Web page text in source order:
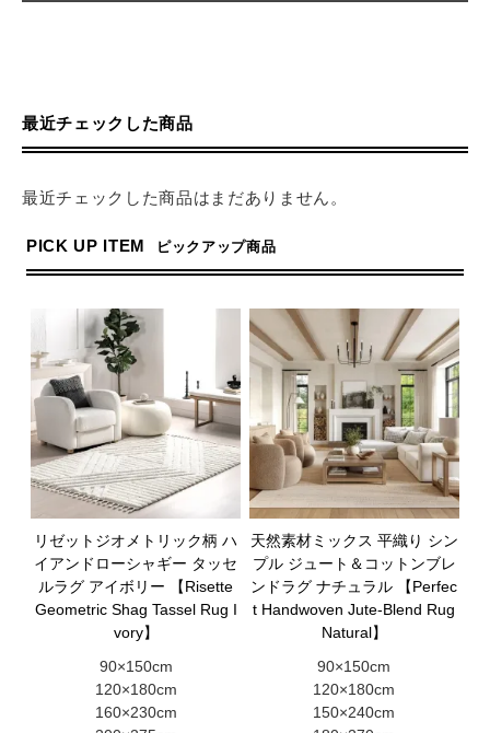
最近チェックした商品
最近チェックした商品はまだありません。
PICK UP ITEM ピックアップ商品
リゼットジオメトリック柄 ハ
イアンドローシャギー タッセ
ルラグ アイボリー 【Risette
Geometric Shag Tassel Rug I
vory】
90×150cm
120×180cm
160×230cm
天然素材ミックス 平織り シン
プル ジュート＆コットンブレ
ンドラグ ナチュラル 【Perfec
t Handwoven Jute-Blend Rug
Natural】
90×150cm
120×180cm
150×240cm